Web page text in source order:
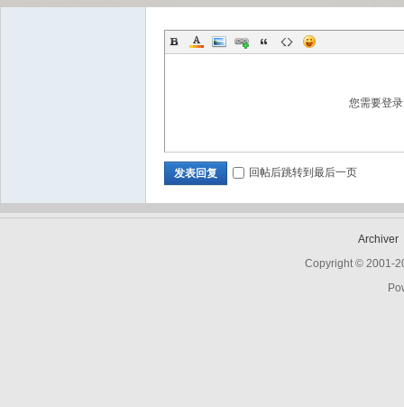
您需要登
发表回复 回帖后跳转到最后一页
Archiver
Copyright © 2001-